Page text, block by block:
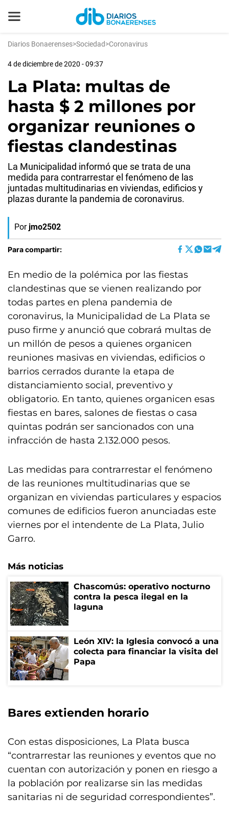
Diarios Bonaerenses>Sociedad>Coronavirus
4 de diciembre de 2020 - 09:37
La Plata: multas de
hasta $ 2 millones por
organizar reuniones o
fiestas clandestinas
La Municipalidad informó que se trata de una
medida para contrarrestar el fenómeno de las
juntadas multitudinarias en viviendas, edificios y
plazas durante la pandemia de coronavirus.
Por jmo2502
Para compartir:
En medio de la polémica por las fiestas
clandestinas que se vienen realizando por
todas partes en plena pandemia de
coronavirus, la Municipalidad de La Plata se
puso firme y anunció que cobrará multas de
un millón de pesos a quienes organicen
reuniones masivas en viviendas, edificios o
barrios cerrados durante la etapa de
distanciamiento social, preventivo y
obligatorio. En tanto, quienes organicen esas
fiestas en bares, salones de fiestas o casa
quintas podrán ser sancionados con una
infracción de hasta 2.132.000 pesos.
Las medidas para contrarrestar el fenómeno
de las reuniones multitudinarias que se
organizan en viviendas particulares y espacios
comunes de edificios fueron anunciadas este
viernes por el intendente de La Plata, Julio
Garro.
Más noticias
Chascomús: operativo nocturno
contra la pesca ilegal en la
laguna
León XIV: la Iglesia convocó a una
colecta para financiar la visita del
Papa
Bares extienden horario
Con estas disposiciones, La Plata busca
“contrarrestar las reuniones y eventos que no
cuentan con autorización y ponen en riesgo a
la población por realizarse sin las medidas
sanitarias ni de seguridad correspondientes”.